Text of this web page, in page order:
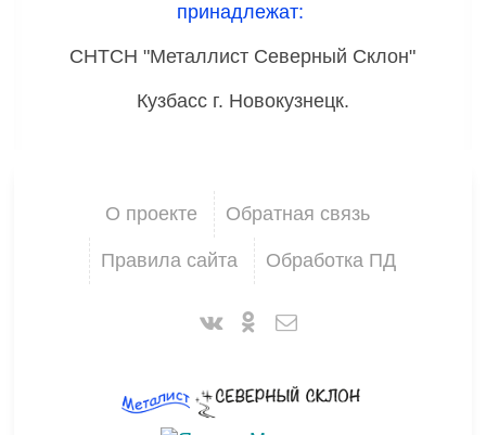
принадлежат:
СНТСН "Металлист Северный Склон"
Кузбасс г. Новокузнецк.
О проекте Обратная связь
Правила сайта Обработка ПД